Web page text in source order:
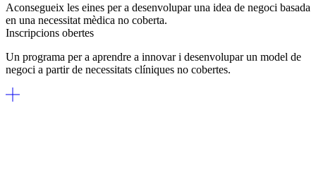
Aconsegueix les eines per a desenvolupar una idea de negoci basada
en una necessitat mèdica no coberta.
Inscripcions obertes
Un programa per a aprendre a innovar i desenvolupar un model de
negoci a partir de necessitats clíniques no cobertes.